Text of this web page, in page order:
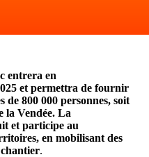
entrera en
et permettra de fournir
de 800 000 personnes, soit
la Vendée. La
et participe au
en mobilisant des
.